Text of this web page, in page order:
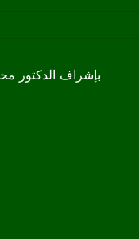
بإشراف الدكتور